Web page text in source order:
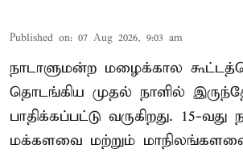
Published on: 07 Aug 2026, 9:03 am
நாடாளுமன்ற மழைக்கால
தொடங்கிய முதல் நாளில்
பாதிக்கப்பட்டு வருகிறது. 15-
மக்களவை மற்றும்